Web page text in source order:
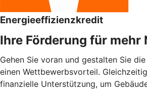
Energieeffizienzkredit
Ihre Förderung für
Gehen Sie voran und gestalten Sie
einen Wettbewerbsvorteil.
finanzielle Unterstützung, um